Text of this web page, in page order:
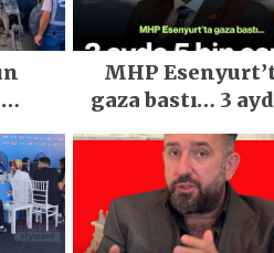
MHP
gaza bastı… 3
edildi